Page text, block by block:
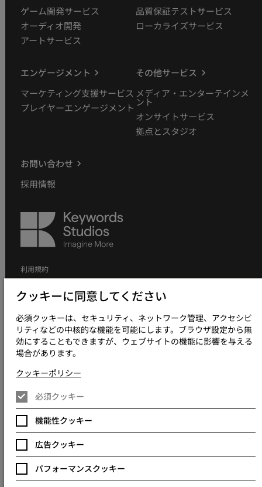
ゲーム開発サービス
オーディオ開発
アートサービス
品質保証テストサービス
ローカライズサービス
エンゲージメント
マーケティング支援サービス
プレイヤーエンゲージメント
その他サービス
メディア・エンターテインメ
ント
オンサイトサービス
拠点とスタジオ
お問い合わせ
採用情報
Keywords
Studios
利用規約
個人情報の取り扱いについて（採用応募者向け）
クッキーポリシー
アクセシビリティについて
クッキー設定を変更
© 2023 - 2026 Keywords Studios Limited. 設立国：イングランドおよび
ウェールズ主たる事業所：Keywords International Limited, Whelan
クッキーに同意してください
必須クッキーは、セキュリティ、ネットワーク管理、アクセシビ
リティなどの中核的な機能を可能にします。ブラウザ設定から無
効にすることもできますが、ウェブサイトの機能に影響を与える
場合があります。
クッキーポリシー
必須クッキー
機能性クッキー
広告クッキー
パフォーマンスクッキー